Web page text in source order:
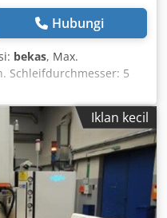
Hubungi
bekas, Max.
Schleifdurchmesser: 5
- 2 Schleifscheiben mit
-
Hinweis: Die
ist ausgeschlagen.
Iklan kecil